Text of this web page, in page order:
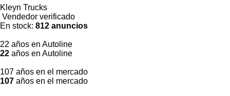
Kleyn Trucks
Vendedor verificado
En stock: 812 anuncios
22 años en Autoline
22 años en Autoline
107 años en el mercado
107 años en el mercado